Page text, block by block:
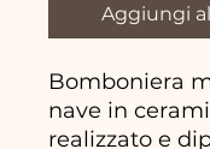
Aggiungi
Bomboniera
nave in
realizzato e